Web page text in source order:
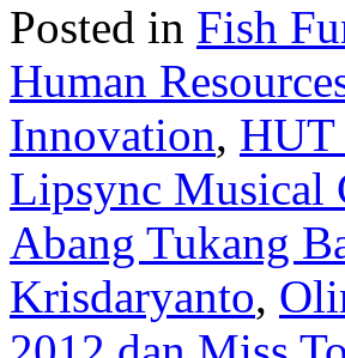
Posted in Fish
Human
Innovation, HUT
Lipsync Musical
Abang Tukang
Krisdaryanto,